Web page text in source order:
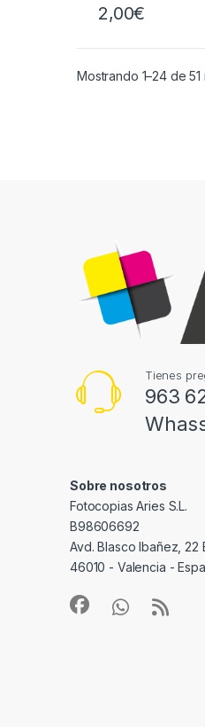
2,00€
Mostrando 1–24 de
Tienes
963
Sobre nosotros
Fotocopias Aries S.L.
B98606692
Avd. Blasco Ibañez, 22
46010 - Valencia -